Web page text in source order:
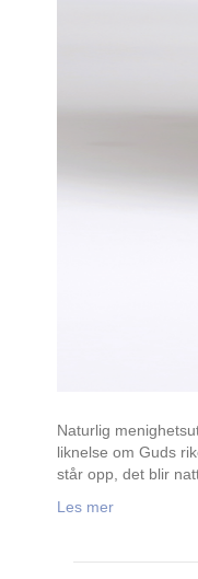
Naturlig
liknelse om Guds
står opp, det blir
Les mer